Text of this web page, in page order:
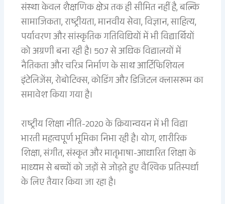
संस्था केवल शैक्षणिक क्षेत्र तक ही सीमित नहीं है, बल्कि
सामाजिकता, राष्ट्रीयता, मानवीय सेवा, विज्ञान, साहित्य,
पर्यावरण और सांस्कृतिक गतिविधियों में भी विद्यार्थियों
को अग्रणी बना रही है। 507 से अधिक विद्यालयों में
नैतिकता और चरित्र निर्माण के साथ आर्टिफिशियल
इंटेलिजेंस, रोबोटिक्स, कोडिंग और डिजिटल क्लासरूम का
समावेश किया गया है।
राष्ट्रीय शिक्षा नीति-2020 के क्रियान्वयन में भी विद्या
भारती महत्वपूर्ण भूमिका निभा रही है। योग, शारीरिक
शिक्षा, संगीत, संस्कृत और मातृभाषा-आधारित शिक्षा के
माध्यम से बच्चों को जड़ों से जोड़ते हुए वैश्विक प्रतिस्पर्धा
के लिए तैयार किया जा रहा है।